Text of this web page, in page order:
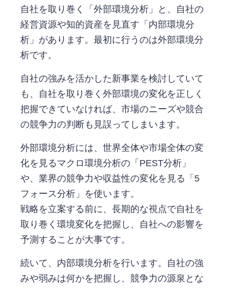
自社を取り巻く「外部環境分析」と、自社の
経営資源や知的資産を見直す「内部環境分
析」があります。最初に行うのは外部環境分
析です。
自社の強みを活かした新事業を検討していて
も、自社を取り巻く外部環境の変化を正しく
把握できていなければ、市場のニーズや競合
の競争力の判断も見誤ってしまいます。
外部環境分析には、世界全体や市場全体の変
化を見るマクロ環境分析の「PEST分析」
や、業界の競争力や収益性の変化を見る「5
フォース分析」を使います。
戦略を立案する前に、長期的な視点で自社を
取り巻く環境変化を把握し、自社への影響を
予測することが大事です。
続いて、内部環境分析を行います。自社の強
みや弱みは何かを把握し、競争力の源泉とな